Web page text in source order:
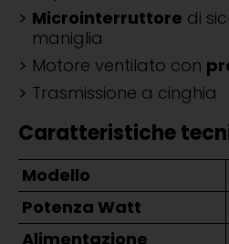
Microinterruttore di
maniglia
Motore ventilato con
Trasmissione a cinghia
Caratteristiche
Modello
Potenza Watt
Alimentazione